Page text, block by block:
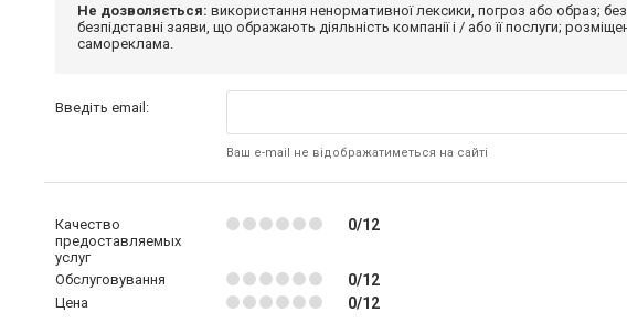
Не дозволяється: використання ненормативної лексики, погроз або образ;
безпідставні заяви, що ображають діяльність компанії і / або її послуги;
самореклама.
Введіть email:
Ваш e-mail не відображатиметься на сайті
Качество
предоставляемых
услуг
0/12
Обслуговування 0/12
Цена 0/12